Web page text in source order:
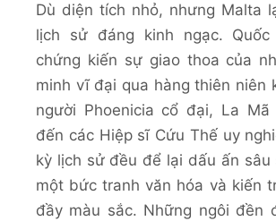
Dù diện tích nhỏ, nhưng Malta
lịch sử đáng kinh ngạc.
chứng kiến sự giao thoa của
minh vĩ đại qua hàng thiên niên
người Phoenicia cổ đại, La Mã
đến các Hiệp sĩ Cứu Thế uy
kỳ lịch sử đều để lại dấu ấn sâu
một bức tranh văn hóa và kiến
đầy màu sắc. Những ngôi đền